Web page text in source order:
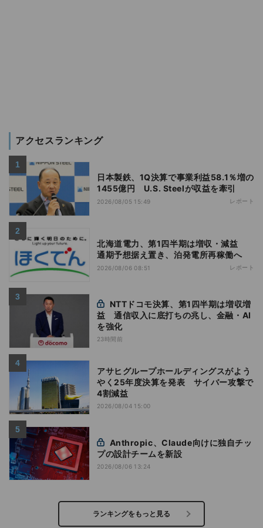
アクセスランキング
日本製鉄、1Q決算で事業利益58.1％増の
1455億円 U.S. Steelが収益を牽引
2026/08/05 15:49 レポート
北海道電力、第1四半期は増収・減益
通期予想据え置き、泊発電所再稼働へ
2026/08/06 08:51 レポート
益 通信収入に底打ちの兆し、金融・AI
を強化
23時間前
アサヒグループホールディングスがよう
やく25年度決算を発表 サイバー攻撃で
4割減益
2026/08/04 15:00
プの設計チームを新設
2026/08/06 13:24
ランキングをもっと見る